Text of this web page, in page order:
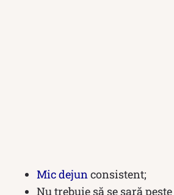
Mic dejunconsistent;
Nu trebuie să se sară peste